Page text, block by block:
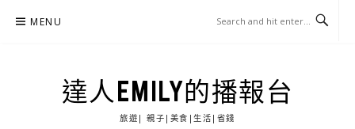
MENU
達人EMILY的播報台
旅遊| 親子|美食|生活|省錢